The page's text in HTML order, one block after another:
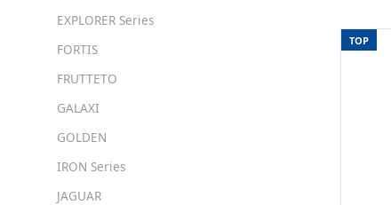
EXPLORER Series
FORTIS
FRUTTETO
GALAXI
GOLDEN
IRON Series
JAGUAR
TOP